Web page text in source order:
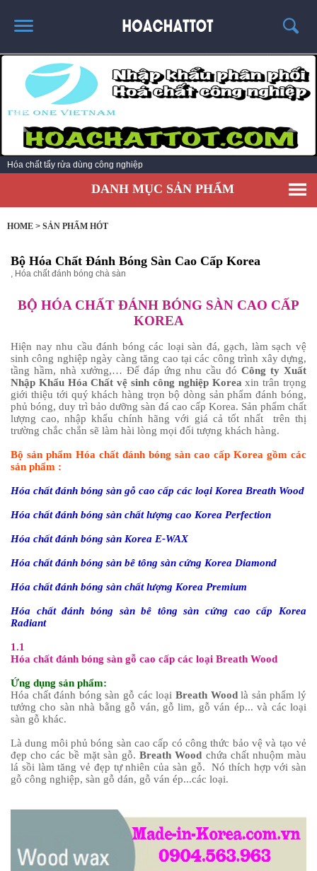
TRANG CHỦ
GIỚI THIỆU
SẢN PHẨM HÓT
KINH NGHIỆM & TIN TỨC
LIÊN HỆ
Hóa chất tẩy rửa dùng công nghiệp
DANH MỤC SẢN PHẨM
HOME > SẢN PHẨM HÓT
Bộ Hóa Chất Đánh Bóng Sàn Cao Cấp Korea
, Hóa chất đánh bóng chà sàn
BỘ HÓA CHẤT ĐÁNH BÓNG SÀN CAO CẤP
KOREA
Hiện nay nhu cầu đánh bóng các loại sàn đá, gạch, làm sạch vệ
sinh công nghiệp ngày càng tăng cao tại các công trình xây dựng,
tầng hầm, nhà xưởng,… Để đáp ứng nhu cầu đóCông ty Xuất
Nhập Khẩu Hóa Chất vệ sinh công nghiệp Korea xin trân trọng
giới thiệu tới quý khách hàng trọn bộ dòng sản phẩm đánh bóng,
phủ bóng, duy trì bảo dưỡng sàn đá cao cấp Korea. Sản phẩm chất
lượng cao, nhập khẩu chính hãng với giá cả tốt nhất trên thị
trường chắc chắn sẽ làm hài lòng mọi đối tượng khách hàng.
Bộ sản phẩm Hóa chất đánh bóng sàn cao cấp Korea gồm các
sản phẩm :
Hóa chất đánh bóng sàn gỗ cao cấp các loại Korea Breath Wood
Hóa chất đánh bóng sàn chất lượng cao Korea Perfection
Hóa chất đánh bóng sàn Korea E-WAX
Hóa chất đánh bóng sàn bê tông sàn cứng Korea Diamond
Hóa chất đánh bóng sàn chất lượng Korea Premium
Hóa chất đánh bóng sàn bê tông sàn cứng cao cấp Korea
Radiant
1.1
Hóa chất đánh bóng sàn gỗ cao cấp các loại Breath Wood
Ứng dụng sản phẩm:
Hóa chất đánh bóng sàn gỗ các loại Breath Woodlà sản phẩm lý
tưởng cho sàn nhà bằng gỗ ván, gỗ lim, gỗ ván ép... và các loại
sàn gỗ khác.
Là dung môi phủ bóng sàn cao cấp có công thức bảo vệ và tạo vẻ
đẹp cho các bề mặt sàn gỗ.Breath Wood chứa chất nhuộm màu
lá sồi làm tăng vẻ đẹp tự nhiên của sàn gỗ. Nó thích hợp với sàn
gỗ công nghiệp, sàn gỗ dán, gỗ ván ép...các loại.